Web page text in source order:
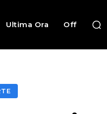
Ultima Ora Off